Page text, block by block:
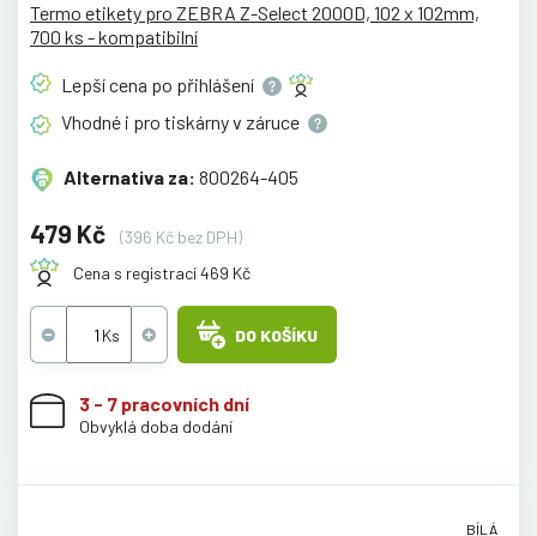
Termo etikety pro ZEBRA Z-Select 2000D, 102 x 102mm,
700 ks - kompatibilní
Lepší cena po přihlášení
Vhodné i pro tiskárny v záruce
Alternativa za: 800264-405
479 Kč
(396 Kč bez DPH)
Cena s registrací 469 Kč
DO KOŠÍKU
3 - 7 pracovních dní
Obvyklá doba dodání
BÍLÁ